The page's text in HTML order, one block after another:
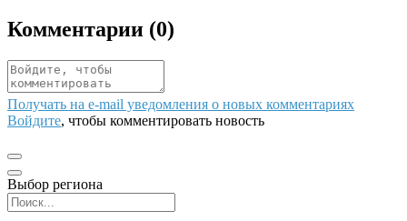
Комментарии (0)
Получать на e‑mail уведомления о новых комментариях
Войдите, чтобы комментировать новость
Выбор региона